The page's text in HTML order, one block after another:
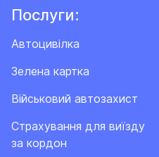
Послуги:
Автоцивілка
Зелена картка
Військовий автозахист
Cтрахування для виїзду
за кордон